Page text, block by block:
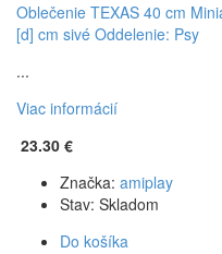
Oblečenie TEXAS 40 cm
[d] cm sivé Oddelenie: Psy
...
Viac informácií
23.30 €
Značka: amiplay
Stav: Skladom
Do košíka